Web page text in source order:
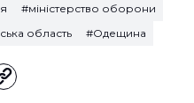
#міністерство оборони
область #Одещина